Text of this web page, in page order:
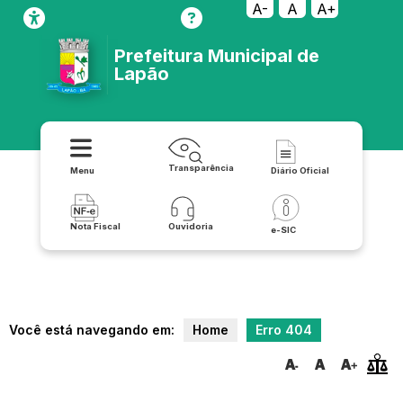
transparencia/receitas/obras-publicas-municipais
A- A A+
Prefeitura Municipal de
Lapão
Menu Transparência Diário Oficial
Nota Fiscal Ouvidoria e-SIC
Você está navegando em: Home Erro 404